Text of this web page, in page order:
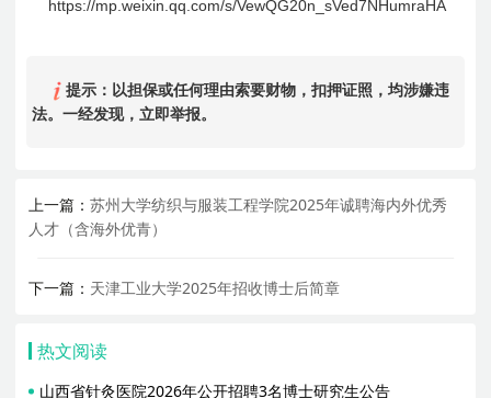
https://mp.weixin.qq.com/s/VewQG20n_sVed7NHumraHA
提示：以担保或任何理由索要财物，扣押证照，均涉嫌违
法。一经发现，立即举报。
上一篇：苏州大学纺织与服装工程学院2025年诚聘海内外优秀
人才（含海外优青）
下一篇： 天津工业大学2025年招收博士后简章
热文阅读
山西省针灸医院2026年公开招聘3名博士研究生公告